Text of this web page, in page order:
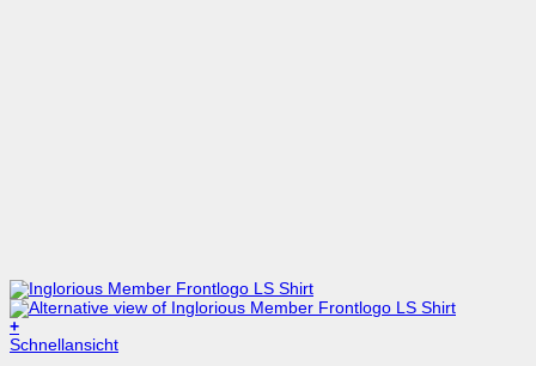
+
Schnellansicht